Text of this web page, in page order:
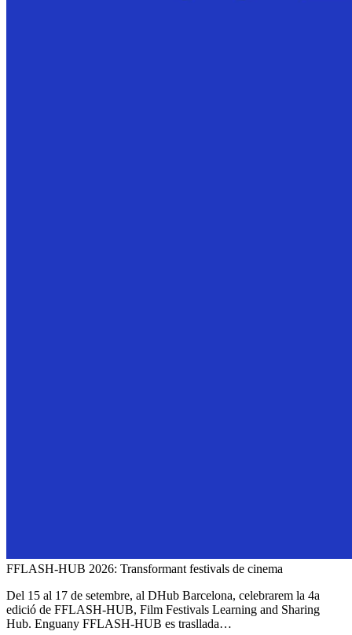
FFLASH-HUB 2026: Transformant festivals de cinema
Del 15 al 17 de setembre, al DHub Barcelona, celebrarem la 4a
edició de FFLASH-HUB, Film Festivals Learning and Sharing
Hub. Enguany FFLASH-HUB es trasllada…